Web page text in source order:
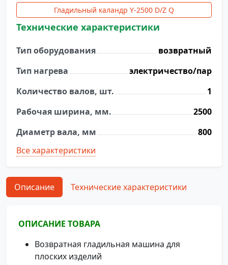
Гладильный каландр Y-2500 D/Z Q
Технические характеристики
Тип оборудования
возвратный
Тип нагрева
электричество/пар
Количество валов, шт.
1
Рабочая ширина, мм.
2500
Диаметр вала, мм
800
Все характеристики
Описание Технические характеристики
ОПИСАНИЕ ТОВАРА
Возвратная гладильная машина для
плоских изделий